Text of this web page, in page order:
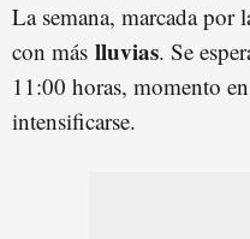
La semana, marcada por
con más lluvias. Se
11:00 horas, momento
intensificarse.